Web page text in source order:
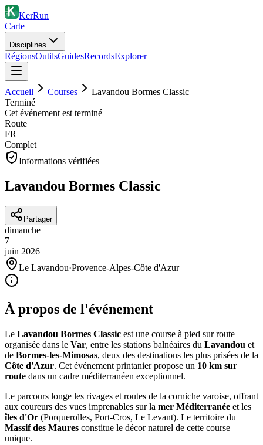
KerRun
Carte
Disciplines
RégionsOutilsGuidesRecordsExplorer
Accueil Courses
Lavandou Bormes Classic
Terminé
Cet événement est terminé
Route
FR
Complet
Informations vérifiées
Lavandou Bormes Classic
Partager
dimanche
7
juin 2026
Le Lavandou·Provence-Alpes-Côte d'Azur
À propos de l'événement
Le Lavandou Bormes Classic est une course à pied sur route
organisée dans le Var, entre les stations balnéaires du Lavandou et
de Bormes-les-Mimosas, deux des destinations les plus prisées de la
Côte d'Azur. Cet événement printanier propose un 10 km sur
route dans un cadre méditerranéen exceptionnel.
Le parcours longe les rivages et routes de la corniche varoise, offrant
aux coureurs des vues imprenables sur la mer Méditerranée et les
îles d'Or (Porquerolles, Port-Cros, Le Levant). Le territoire du
Massif des Maures constitue le décor naturel de cette course
unique.